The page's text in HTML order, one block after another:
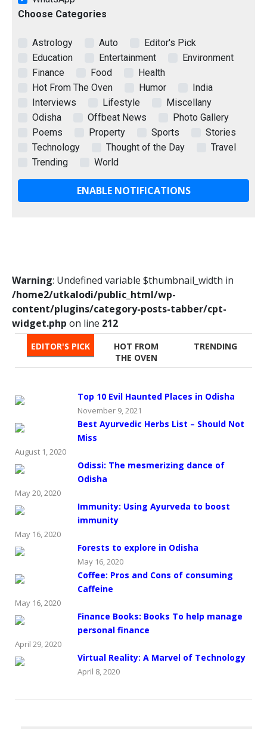
Choose Categories
Astrology Auto
Editor's Pick
Education
Entertainment
Environment
Finance
Food
Health
Hot From The Oven
Humor
India
Interviews
Lifestyle
Miscellany
Odisha
Offbeat News
Photo Gallery
Poems
Property Sports
Stories
Technology
Thought of the Day
Travel
Trending
World
ENABLE NOTIFICATIONS
Warning: Undefined variable $thumbnail_width in
/home2/utkalodi/public_html/wp-
content/plugins/category-posts-tabber/cpt-
widget.php on line 212
EDITOR'S PICK
HOT FROM
THE OVEN
TRENDING
Top 10 Evil Haunted Places in Odisha
November 9, 2021
Best Ayurvedic Herbs List – Should Not
Miss
August 1, 2020
Odissi: The mesmerizing dance of
Odisha
May 20, 2020
Immunity: Using Ayurveda to boost
immunity
May 16, 2020
Forests to explore in Odisha
May 16, 2020
Coffee: Pros and Cons of consuming
Caffeine
May 16, 2020
Finance Books: Books To help manage
personal finance
April 29, 2020
Virtual Reality: A Marvel of Technology
April 8, 2020